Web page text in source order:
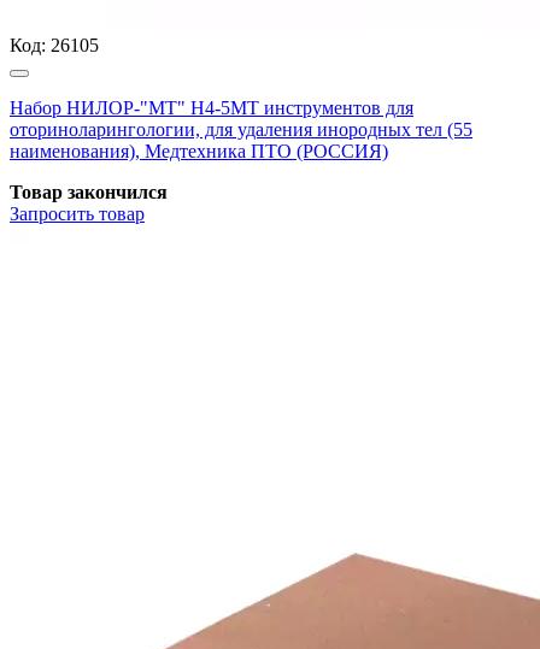
Код: 26105
Набор НИЛОР-"МТ" Н4-5МТ инструментов для
оториноларингологии, для удаления инородных тел (55
наименования), Медтехника ПТО (РОССИЯ)
Товар закончился
Запросить товар